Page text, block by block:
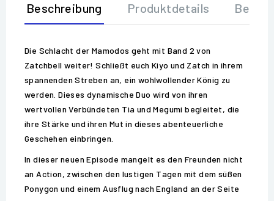
Beschreibung Produktdetails
Die Schlacht der Mamodos geht mit Band 2 von
Zatchbell weiter! Schließt euch Kiyo und Zatch in ihrem
spannenden Streben an, ein wohlwollender König zu
werden. Dieses dynamische Duo wird von ihren
wertvollen Verbündeten Tia und Megumi begleitet, die
ihre Stärke und ihren Mut in dieses abenteuerliche
Geschehen einbringen.
In dieser neuen Episode mangelt es den Freunden nicht
an Action, zwischen den lustigen Tagen mit dem süßen
Ponygon und einem Ausflug nach England an der Seite